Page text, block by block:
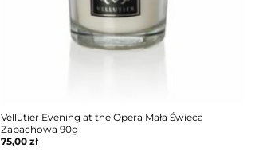
Vellutier Evening at the Opera Mała Świeca
Zapachowa 90g
75,00zł